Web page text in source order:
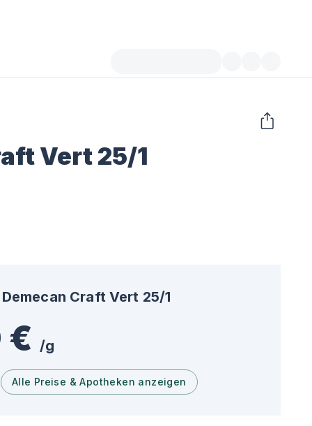
Vert 25/1
Demecan Craft Vert 25/1
€ /g
Alle Preise & Apotheken anzeigen